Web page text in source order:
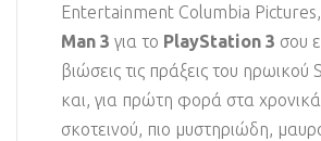
Entertainment Columbia
Man 3 για το PlayStation 3 σου
βιώσεις τις πράξεις του
και, για πρώτη φορά στα
σκοτεινού, πιο μυστηριώδη,